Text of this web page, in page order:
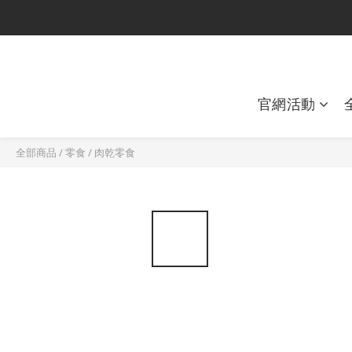
官網活動
全部商品 /零食 / 肉乾零食